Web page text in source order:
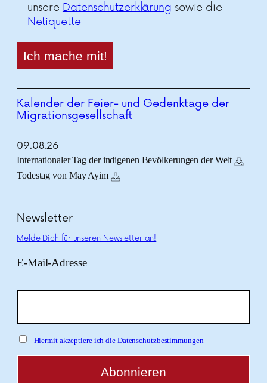
unsere Datenschutzerklärung sowie die
Netiquette
Kalender der Feier- und Gedenktage der
Migrationsgesellschaft
09.08.26
Internationaler Tag der indigenen Bevölkerungen der Welt
Todestag von May Ayim
Newsletter
Melde Dich für unseren Newsletter an!
E-Mail-Adresse
Hiermit akzeptiere ich die Datenschutzbestimmungen